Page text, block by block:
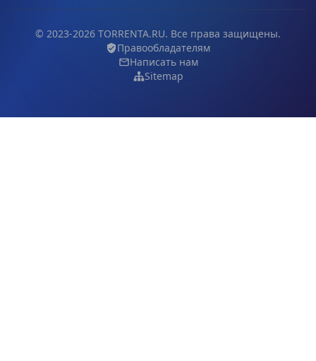
© 2023-2026 TORRENTA.RU. Все права защищены.
Правообладателям
Написать нам
Sitemap